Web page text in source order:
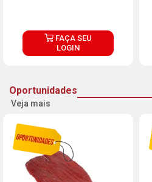
FAÇA SEU
LOGIN
Oportunidades
Veja mais